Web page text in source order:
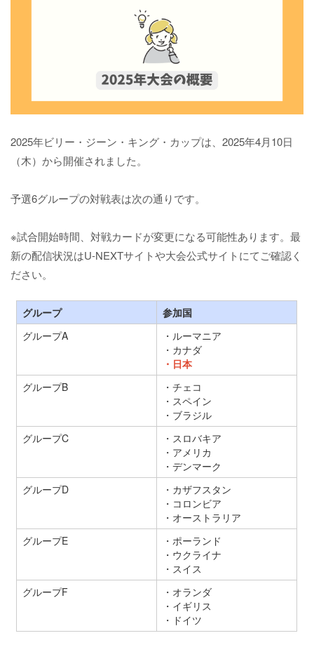
2025年ビリー・ジーン・キング・カップは、2025年4月10日
（木）から開催されました。
予選6グループの対戦表は次の通りです。
※試合開始時間、対戦カードが変更になる可能性あります。最
新の配信状況はU-NEXTサイトや大会公式サイトにてご確認く
ださい。
グループ
参加国
グループA
・ルーマニア
・カナダ
・日本
グループB
・チェコ
・スペイン
・ブラジル
グループC
・スロバキア
・アメリカ
・デンマーク
グループD
・カザフスタン
・コロンビア
・オーストラリア
グループE
・ポーランド
・ウクライナ
・スイス
グループF
・オランダ
・イギリス
・ドイツ